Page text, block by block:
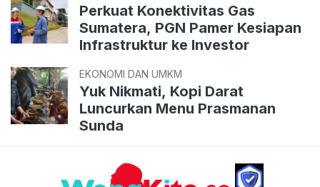
Perkuat Konektivitas Gas
Sumatera, PGN Pamer Kesiapan
Infrastruktur ke Investor
EKONOMI DAN UMKM
Yuk Nikmati, Kopi Darat
Luncurkan Menu Prasmanan
Sunda